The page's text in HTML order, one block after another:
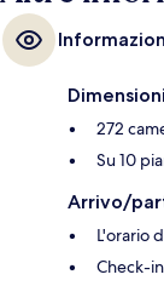
272
Su 10
Arrivo/
L'orario
Check-